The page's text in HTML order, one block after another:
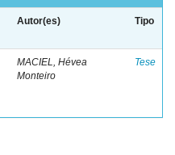
Autor(es) Tipo
MACIEL, Hévea
Monteiro
Tese